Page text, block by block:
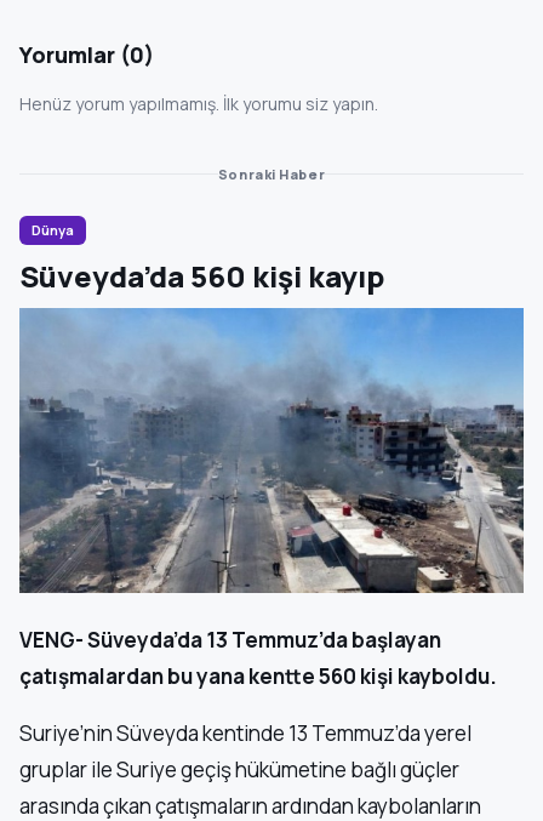
Yorumlar (0)
Henüz yorum yapılmamış. İlk yorumu siz yapın.
Sonraki Haber
Dünya
Süveyda’da 560 kişi kayıp
VENG- Süveyda’da 13 Temmuz’da başlayan
çatışmalardan bu yana kentte 560 kişi kayboldu.
Suriye’nin Süveyda kentinde 13 Temmuz’da yerel
gruplar ile Suriye geçiş hükümetine bağlı güçler
arasında çıkan çatışmaların ardından kaybolanların